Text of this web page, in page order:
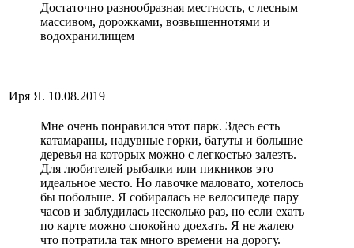
Достаточно разнообразная местность, с лесным
массивом, дорожками, возвышеннотями и
водохранилищем
Иря Я. 10.08.2019
Мне очень понравился этот парк. Здесь есть
катамараны, надувные горки, батуты и большие
деревья на которых можно с легкостью залезть.
Для любителей рыбалки или пикников это
идеальное место. Но лавочке маловато, хотелось
бы побольше. Я собиралась не велосипеде пару
часов и заблудилась несколько раз, но если ехать
по карте можно спокойно доехать. Я не жалею
что потратила так много времени на дорогу.